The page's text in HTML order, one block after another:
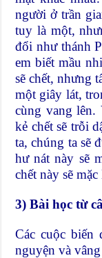
người ở trần
tuy là một,
đổi như thánh
em biết mầu
sẽ chết, nhưng
một giây lát,
cùng vang lên.
kẻ chết sẽ trỗi
ta, chúng ta sẽ
hư nát này sẽ
chết này sẽ
3) Bài học từ
Các cuộc biến
nguyện và